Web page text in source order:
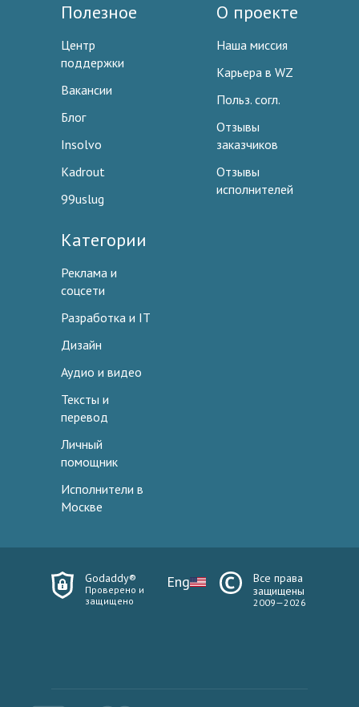
Полезное
Центр
поддержки
Вакансии
Блог
Insolvo
Kadrout
99uslug
О проекте
Наша миссия
Карьера в WZ
Польз. согл.
Отзывы
заказчиков
Отзывы
исполнителей
Категории
Реклама и
соцсети
Разработка и IT
Дизайн
Аудио и видео
Тексты и
перевод
Личный
помощник
Исполнители в
Москве
Godaddy®
Проверено и
защищено
Eng
Все права
защищены
2009—2026